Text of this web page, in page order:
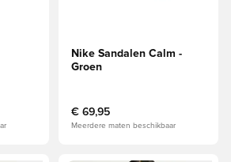
Nike Sandalen Calm -
Groen
€ 69,95
Meerdere maten beschikbaar